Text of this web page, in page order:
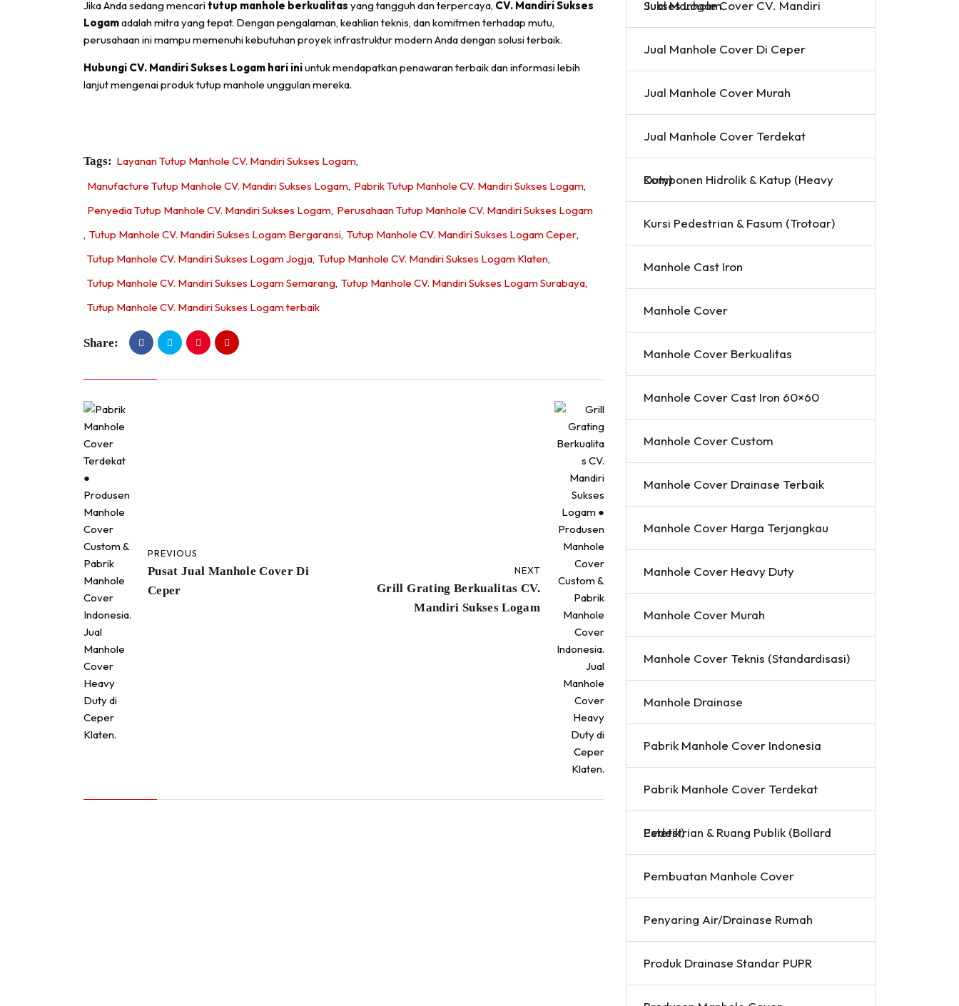
Jika Anda sedang mencaritutup manhole berkualitas yang tangguh dan terpercaya, CV. Mandiri Sukses
Logamadalah mitra yang tepat. Dengan pengalaman, keahlian teknis, dan komitmen terhadap mutu,
perusahaan ini mampu memenuhi kebutuhan proyek infrastruktur modern Anda dengan solusi terbaik.
Hubungi CV. Mandiri Sukses Logam hari iniuntuk mendapatkan penawaran terbaik dan informasi lebih
lanjut mengenai produk tutup manhole unggulan mereka.
Tags: Layanan Tutup Manhole CV. Mandiri Sukses Logam,
Manufacture Tutup Manhole CV. Mandiri Sukses Logam, Pabrik Tutup Manhole CV. Mandiri Sukses Logam,
Penyedia Tutup Manhole CV. Mandiri Sukses Logam, Perusahaan Tutup Manhole CV. Mandiri Sukses Logam
, Tutup Manhole CV. Mandiri Sukses Logam Bergaransi, Tutup Manhole CV. Mandiri Sukses Logam Ceper,
Tutup Manhole CV. Mandiri Sukses Logam Jogja, Tutup Manhole CV. Mandiri Sukses Logam Klaten,
Tutup Manhole CV. Mandiri Sukses Logam Semarang, Tutup Manhole CV. Mandiri Sukses Logam Surabaya,
Tutup Manhole CV. Mandiri Sukses Logam terbaik
Share:
PREVIOUS
Pusat Jual Manhole Cover Di
Ceper
NEXT
Grill Grating Berkualitas CV.
Mandiri Sukses Logam
Jual Manhole Cover CV. Mandiri Sukses Logam
Jual Manhole Cover Di Ceper
Jual Manhole Cover Murah
Jual Manhole Cover Terdekat
Komponen Hidrolik & Katup (Heavy Duty)
Kursi Pedestrian & Fasum (Trotoar)
Manhole Cast Iron
Manhole Cover
Manhole Cover Berkualitas
Manhole Cover Cast Iron 60×60
Manhole Cover Custom
Manhole Cover Drainase Terbaik
Manhole Cover Harga Terjangkau
Manhole Cover Heavy Duty
Manhole Cover Murah
Manhole Cover Teknis (Standardisasi)
Manhole Drainase
Pabrik Manhole Cover Indonesia
Pabrik Manhole Cover Terdekat
Pedestrian & Ruang Publik (Bollard Estetik)
Pembuatan Manhole Cover
Penyaring Air/Drainase Rumah
Produk Drainase Standar PUPR